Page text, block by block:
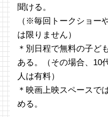
聞ける。
（※毎回トークショー
は限りません）
＊別日程で無料の子ど
ある。（その場合、10
人は有料）
＊映画上映スペースで
める。